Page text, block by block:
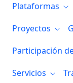
Plataformas
Proyectos
Participación
Servicios